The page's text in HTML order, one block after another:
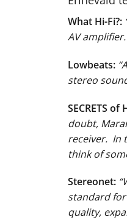
What Hi-Fi?:
AV
Lowbeats:
stereo
SECRETS
doubt,
receiver. In
think of
Stereonet:
standard
quality,